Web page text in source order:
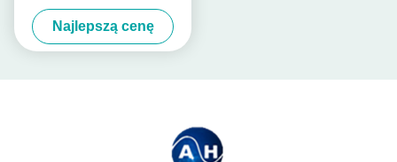
makro wapnia B do
hydroponicznych rolników
Najlepszą cenę